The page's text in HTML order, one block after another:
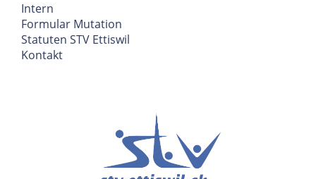
Intern
Formular Mutation
Statuten STV Ettiswil
Kontakt